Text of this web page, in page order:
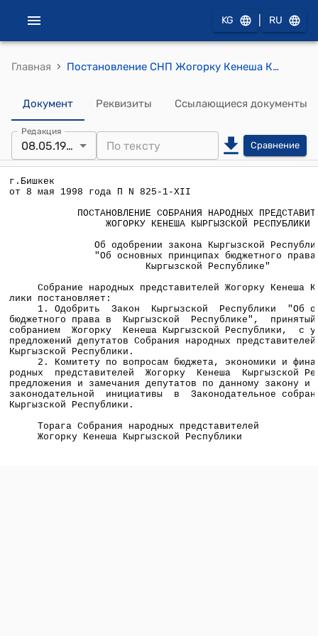
KG RU
Главная › Постановление СНП Жогорку Кенеша КР от 8 мая 1998 года П №825-1-ХII "Об одобрении закона Кыргызской Республики "Об основных принципах бюджетного права в Кыргызской Республике"
Документ Реквизиты Ссылающиеся документы
Редакция
08.05.1998 Сравнение